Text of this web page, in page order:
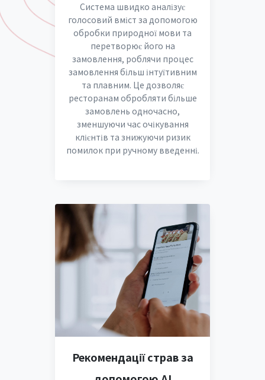
Система швидко аналізує
голосовий вміст за допомогою
обробки природної мови та
перетворює його на
замовлення, роблячи процес
замовлення більш інтуїтивним
та плавним. Це дозволяє
ресторанам обробляти більше
замовлень одночасно,
зменшуючи час очікування
клієнтів та знижуючи ризик
помилок при ручному введенні.
Рекомендації страв за